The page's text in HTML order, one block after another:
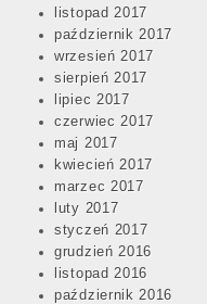
listopad 2017
październik 2017
wrzesień 2017
sierpień 2017
lipiec 2017
czerwiec 2017
maj 2017
kwiecień 2017
marzec 2017
luty 2017
styczeń 2017
grudzień 2016
listopad 2016
październik 2016